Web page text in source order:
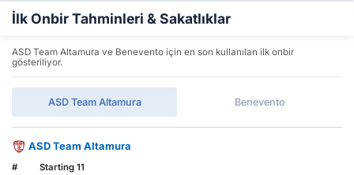
İlk Onbir Tahminleri & Sakatlıklar
ASD Team Altamura ve Benevento için en son kullanılan ilk onbir
gösteriliyor.
ASD Team Altamura Benevento
ASD Team Altamura
# Starting 11